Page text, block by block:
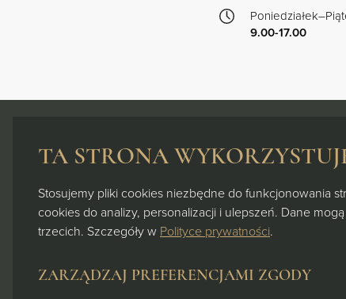
9.00-17.00
Al. Gen. J. Hallera 132/252 80-416,
Gdańsk
ZNAJDŹ
LOKAL
TA STRONA
Stosujemy pliki cookies niezbędne do funkcjonowania
cookies do analizy, personalizacji i ulepszeń. Dane
trzecich. Szczegóły w Polityce prywatności.
ZARZĄDZAJ PREFERENCJAMI ZGODY